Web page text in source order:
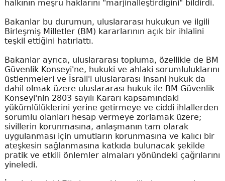
halkının meşru haklarını "marjinalleştirdiğini" bildirdi.
Bakanlar bu durumun, uluslararası hukukun ve ilgili
Birleşmiş Milletler (BM) kararlarının açık bir ihlalini
teşkil ettiğini hatırlattı.
Bakanlar ayrıca, uluslararası topluma, özellikle de BM
Güvenlik Konseyi'ne, hukuki ve ahlaki sorumluluklarını
üstlenmeleri ve İsrail'i uluslararası insani hukuk da
dahil olmak üzere uluslararası hukuk ile BM Güvenlik
Konseyi'nin 2803 sayılı Kararı kapsamındaki
yükümlülüklerini yerine getirmeye ve ciddi ihlallerden
sorumlu olanları hesap vermeye zorlamak üzere;
sivillerin korunmasına, anlaşmanın tam olarak
uygulanması için umutların korunmasına ve kalıcı bir
ateşkesin sağlanmasına katkıda bulunacak şekilde
pratik ve etkili önlemler almaları yönündeki çağrılarını
yineledi.